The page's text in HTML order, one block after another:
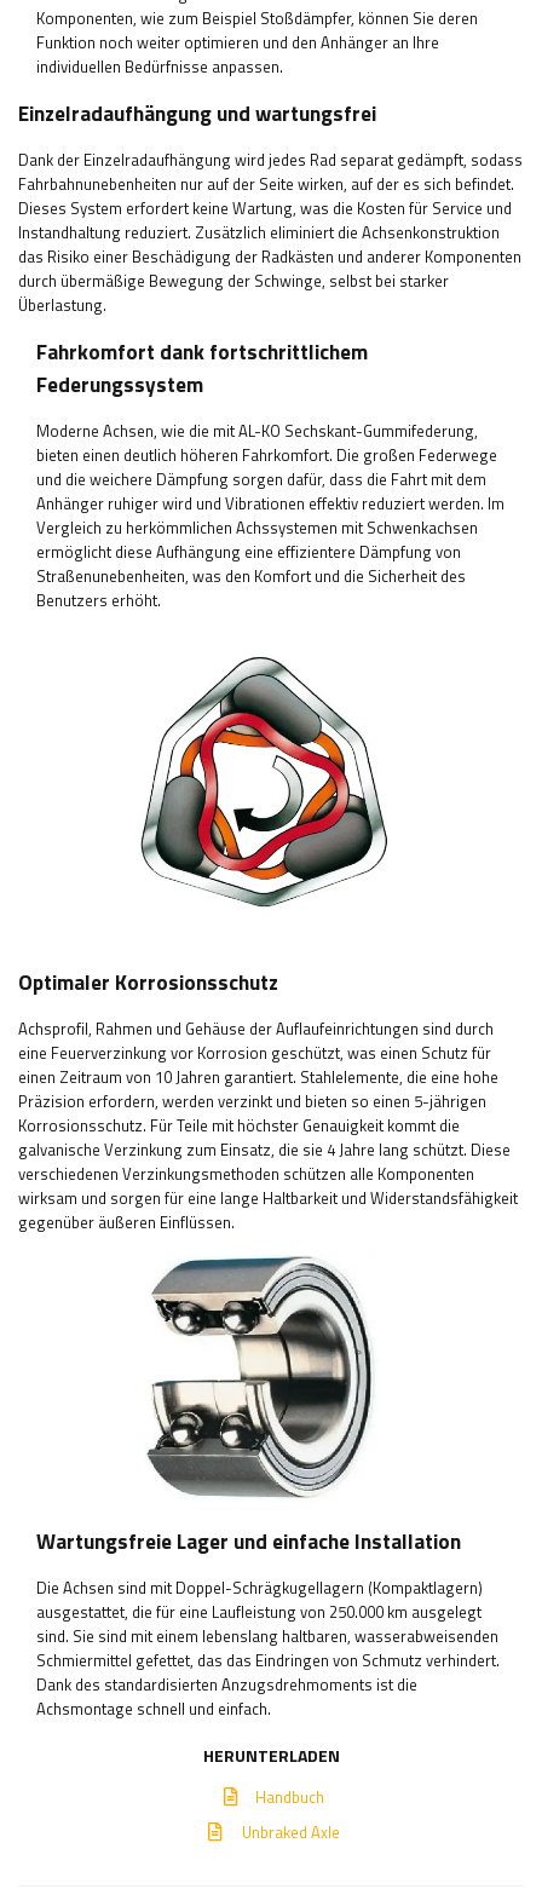
Komponenten, wie zum Beispiel Stoßdämpfer, können Sie deren
Funktion noch weiter optimieren und den Anhänger an Ihre
individuellen Bedürfnisse anpassen.
Einzelradaufhängung und wartungsfrei
Dank der Einzelradaufhängung wird jedes Rad separat gedämpft, sodass
Fahrbahnunebenheiten nur auf der Seite wirken, auf der es sich befindet.
Dieses System erfordert keine Wartung, was die Kosten für Service und
Instandhaltung reduziert. Zusätzlich eliminiert die Achsenkonstruktion
das Risiko einer Beschädigung der Radkästen und anderer Komponenten
durch übermäßige Bewegung der Schwinge, selbst bei starker
Überlastung.
Fahrkomfort dank fortschrittlichem
Federungssystem
Moderne Achsen, wie die mit AL-KO Sechskant-Gummifederung,
bieten einen deutlich höheren Fahrkomfort. Die großen Federwege
und die weichere Dämpfung sorgen dafür, dass die Fahrt mit dem
Anhänger ruhiger wird und Vibrationen effektiv reduziert werden. Im
Vergleich zu herkömmlichen Achssystemen mit Schwenkachsen
ermöglicht diese Aufhängung eine effizientere Dämpfung von
Straßenunebenheiten, was den Komfort und die Sicherheit des
Benutzers erhöht.
Optimaler Korrosionsschutz
Achsprofil, Rahmen und Gehäuse der Auflaufeinrichtungen sind durch
eine Feuerverzinkung vor Korrosion geschützt, was einen Schutz für
einen Zeitraum von 10 Jahren garantiert. Stahlelemente, die eine hohe
Präzision erfordern, werden verzinkt und bieten so einen 5-jährigen
Korrosionsschutz. Für Teile mit höchster Genauigkeit kommt die
galvanische Verzinkung zum Einsatz, die sie 4 Jahre lang schützt. Diese
verschiedenen Verzinkungsmethoden schützen alle Komponenten
wirksam und sorgen für eine lange Haltbarkeit und Widerstandsfähigkeit
gegenüber äußeren Einflüssen.
Wartungsfreie Lager und einfache Installation
Die Achsen sind mit Doppel-Schrägkugellagern (Kompaktlagern)
ausgestattet, die für eine Laufleistung von 250.000 km ausgelegt
sind. Sie sind mit einem lebenslang haltbaren, wasserabweisenden
Schmiermittel gefettet, das das Eindringen von Schmutz verhindert.
Dank des standardisierten Anzugsdrehmoments ist die
Achsmontage schnell und einfach.
HERUNTERLADEN
Handbuch
Unbraked Axle